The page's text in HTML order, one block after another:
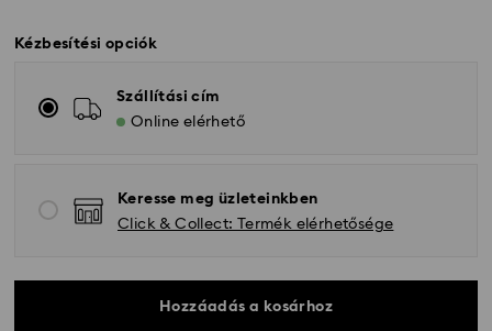
Kézbesítési opciók
Szállítási cím
Online elérhető
Keresse meg üzleteinkben
Click & Collect: Termék elérhetősége
Hozzáadás a kosárhoz